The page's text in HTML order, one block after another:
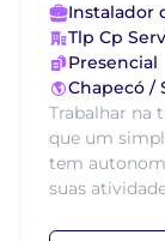
Instalador
Tlp Cp
Presencial
Chapecó /
Trabalhar na
que um
tem
suas